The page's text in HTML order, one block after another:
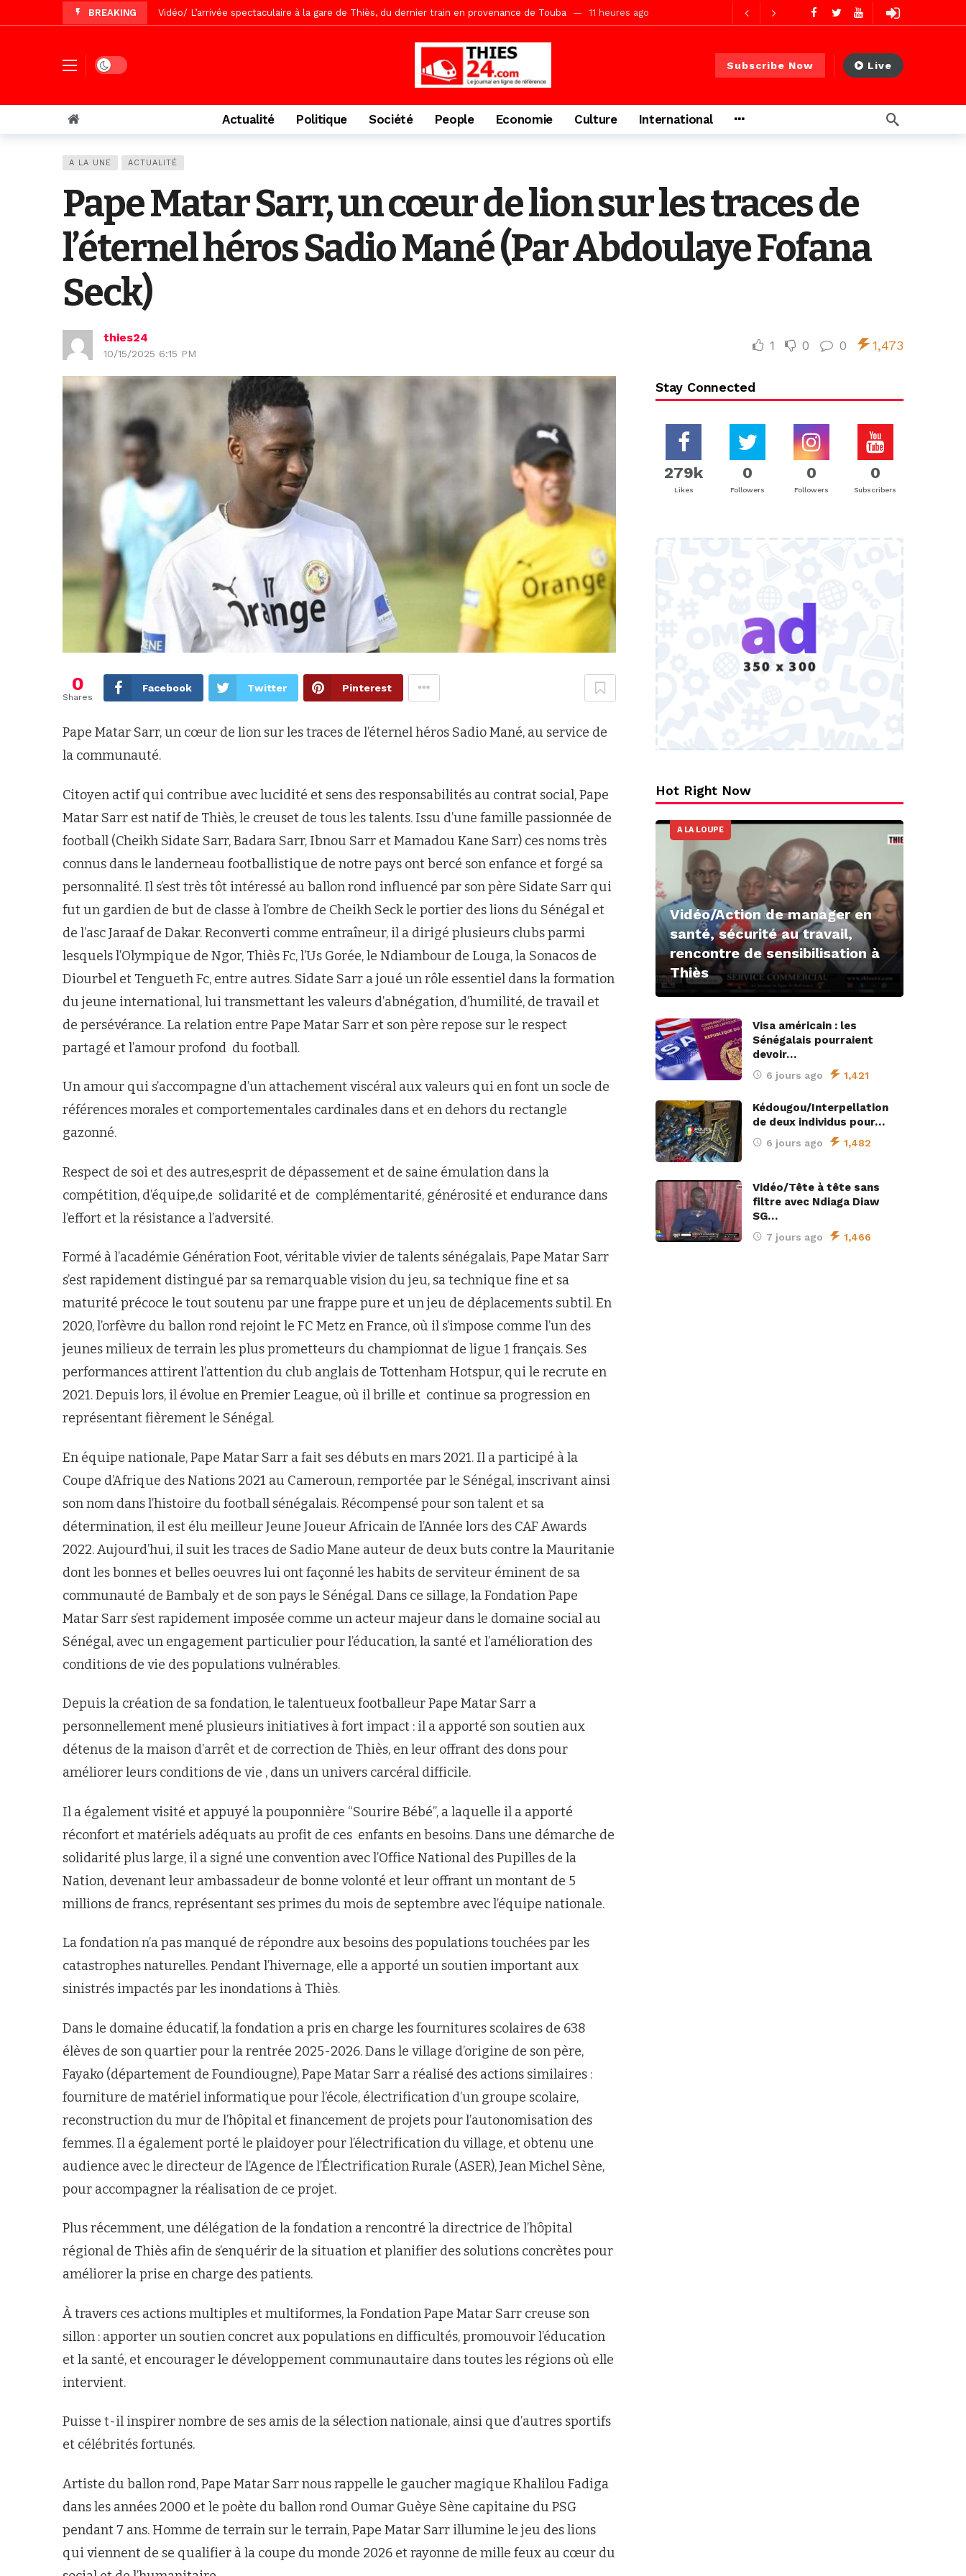
BREAKING Vidéo/ Grand Thiès en deuil, Cheikh Ndiaye l’initiateur du kurel 18 Safar a péri dans un accident 16 heures ago
Vidéo/Magal Serigne Abdoulaye Yakhine, le Comité d’organisation dévoile ses priorités
Vidéo/Chérif Nehma Aïdara Diamaguène Nimzath Thiès, mesures annoncées pour une réussite
Tivaouane/L’hôpital Seydi El Hadji Malick Sy reçoit ses premiers malades lundi 10 Août 1 jour ago
Recomposition politique : l’alternative sénégalaise ne peut se réduire au seul libéralisme (Lamine Diouck PS) 2 jours ago
Vidéo/ Préparation Gamou 2026, Keur Mame El Hadji décline ses priorités devant le Gouverneur
Vidéo/ Magal 2026, le train a transporté 9.651 passagers, l’équivalent de 600 minibus 9 heures ago
Dark mode Subscribe Now Live
Actualité Politique Société People Economie Culture International
A LA UNE ACTUALITÉ
Pape Matar Sarr, un cœur de lion sur les traces de
l’éternel héros Sadio Mané (Par Abdoulaye Fofana
Seck)
thies24
10/15/2025 6:15 PM
1 0 0 1,473
0
Shares
Facebook Twitter Pinterest
Pape Matar Sarr, un cœur de lion sur les traces de l’éternel héros Sadio Mané, au service de
la communauté.
Citoyen actif qui contribue avec lucidité et sens des responsabilités au contrat social, Pape
Matar Sarr est natif de Thiès, le creuset de tous les talents. Issu d’une famille passionnée de
football (Cheikh Sidate Sarr, Badara Sarr, Ibnou Sarr et Mamadou Kane Sarr) ces noms très
connus dans le landerneau footballistique de notre pays ont bercé son enfance et forgé sa
personnalité. Il s’est très tôt intéressé au ballon rond influencé par son père Sidate Sarr qui
fut un gardien de but de classe à l’ombre de Cheikh Seck le portier des lions du Sénégal et
de l’asc Jaraaf de Dakar. Reconverti comme entraîneur, il a dirigé plusieurs clubs parmi
lesquels l’Olympique de Ngor, Thiès Fc, l’Us Gorée, le Ndiambour de Louga, la Sonacos de
Diourbel et Tengueth Fc, entre autres. Sidate Sarr a joué un rôle essentiel dans la formation
du jeune international, lui transmettant les valeurs d’abnégation, d’humilité, de travail et
de persévérance. La relation entre Pape Matar Sarr et son père repose sur le respect
partagé et l’amour profond du football.
Un amour qui s’accompagne d’un attachement viscéral aux valeurs qui en font un socle de
références morales et comportementales cardinales dans et en dehors du rectangle
gazonné.
Respect de soi et des autres,esprit de dépassement et de saine émulation dans la
compétition, d’équipe,de solidarité et de complémentarité, générosité et endurance dans
l’effort et la résistance a l’adversité.
Formé à l’académie Génération Foot, véritable vivier de talents sénégalais, Pape Matar Sarr
s’est rapidement distingué par sa remarquable vision du jeu, sa technique fine et sa
maturité précoce le tout soutenu par une frappe pure et un jeu de déplacements subtil. En
2020, l’orfèvre du ballon rond rejoint le FC Metz en France, où il s’impose comme l’un des
jeunes milieux de terrain les plus prometteurs du championnat de ligue 1 français. Ses
performances attirent l’attention du club anglais de Tottenham Hotspur, qui le recrute en
2021. Depuis lors, il évolue en Premier League, où il brille et continue sa progression en
représentant fièrement le Sénégal.
En équipe nationale, Pape Matar Sarr a fait ses débuts en mars 2021. Il a participé à la
Coupe d’Afrique des Nations 2021 au Cameroun, remportée par le Sénégal, inscrivant ainsi
son nom dans l’histoire du football sénégalais. Récompensé pour son talent et sa
détermination, il est élu meilleur Jeune Joueur Africain de l’Année lors des CAF Awards
2022. Aujourd’hui, il suit les traces de Sadio Mane auteur de deux buts contre la Mauritanie
dont les bonnes et belles oeuvres lui ont façonné les habits de serviteur éminent de sa
communauté de Bambaly et de son pays le Sénégal. Dans ce sillage, la Fondation Pape
Matar Sarr s’est rapidement imposée comme un acteur majeur dans le domaine social au
Sénégal, avec un engagement particulier pour l’éducation, la santé et l’amélioration des
conditions de vie des populations vulnérables.
Depuis la création de sa fondation, le talentueux footballeur Pape Matar Sarr a
personnellement mené plusieurs initiatives à fort impact : il a apporté son soutien aux
détenus de la maison d’arrêt et de correction de Thiès, en leur offrant des dons pour
améliorer leurs conditions de vie , dans un univers carcéral difficile.
Il a également visité et appuyé la pouponnière “Sourire Bébé”, a laquelle il a apporté
réconfort et matériels adéquats au profit de ces enfants en besoins. Dans une démarche de
solidarité plus large, il a signé une convention avec l’Office National des Pupilles de la
Nation, devenant leur ambassadeur de bonne volonté et leur offrant un montant de 5
millions de francs, représentant ses primes du mois de septembre avec l’équipe nationale.
La fondation n’a pas manqué de répondre aux besoins des populations touchées par les
catastrophes naturelles. Pendant l’hivernage, elle a apporté un soutien important aux
sinistrés impactés par les inondations à Thiès.
Dans le domaine éducatif, la fondation a pris en charge les fournitures scolaires de 638
élèves de son quartier pour la rentrée 2025-2026. Dans le village d’origine de son père,
Fayako (département de Foundiougne), Pape Matar Sarr a réalisé des actions similaires :
fourniture de matériel informatique pour l’école, électrification d’un groupe scolaire,
reconstruction du mur de l’hôpital et financement de projets pour l’autonomisation des
femmes. Il a également porté le plaidoyer pour l’électrification du village, et obtenu une
audience avec le directeur de l’Agence de l’Électrification Rurale (ASER), Jean Michel Sène,
pour accompagner la réalisation de ce projet.
Plus récemment, une délégation de la fondation a rencontré la directrice de l’hôpital
régional de Thiès afin de s’enquérir de la situation et planifier des solutions concrètes pour
améliorer la prise en charge des patients.
À travers ces actions multiples et multiformes, la Fondation Pape Matar Sarr creuse son
sillon : apporter un soutien concret aux populations en difficultés, promouvoir l’éducation
et la santé, et encourager le développement communautaire dans toutes les régions où elle
intervient.
Puisse t-il inspirer nombre de ses amis de la sélection nationale, ainsi que d’autres sportifs
et célébrités fortunés.
Artiste du ballon rond, Pape Matar Sarr nous rappelle le gaucher magique Khalilou Fadiga
dans les années 2000 et le poète du ballon rond Oumar Guèye Sène capitaine du PSG
pendant 7 ans. Homme de terrain sur le terrain, Pape Matar Sarr illumine le jeu des lions
qui viennent de se qualifier à la coupe du monde 2026 et rayonne de mille feux au cœur du
Stay Connected
279k
Likes
0
Followers
0
Followers
0
Subscribers
Hot Right Now
A LA LOUPE
Vidéo/Action de manager en
santé, sécurité au travail,
rencontre de sensibilisation à
Thiès
Visa américain : les
Sénégalais pourraient
devoir…
6 jours ago 1,421
Kédougou/Interpellation
de deux individus pour…
6 jours ago 1,482
Vidéo/Tête à tête sans
filtre avec Ndiaga Diaw
SG…
7 jours ago 1,466